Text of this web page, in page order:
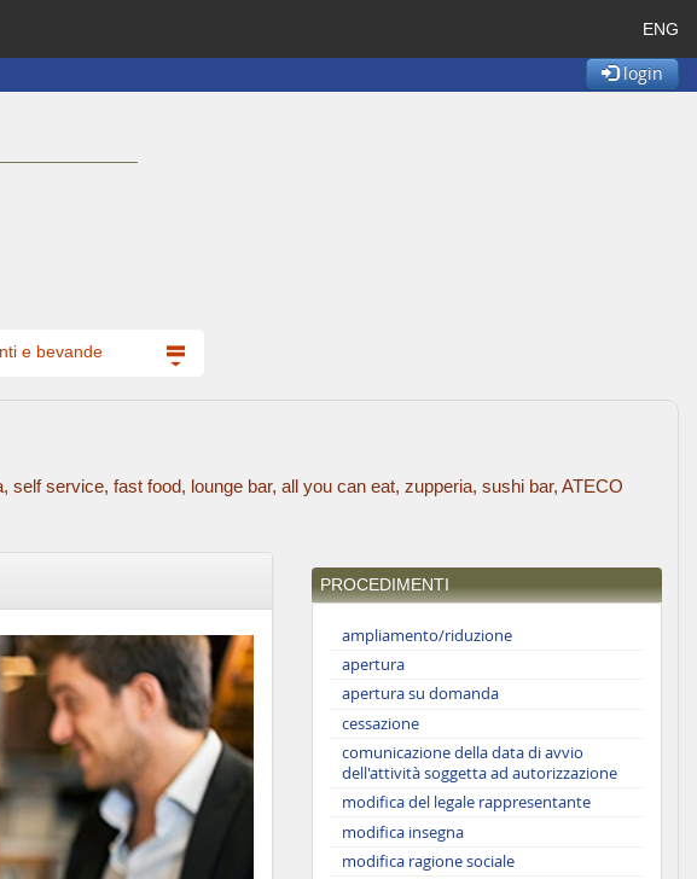
ENG
login
e bevande
service, fast food, lounge bar, all you can eat, zupperia, sushi bar, ATECO
PROCEDIMENTI
ampliamento/riduzione
apertura
apertura su domanda
cessazione
comunicazione della data di avvio
dell'attività soggetta ad autorizzazione
modifica del legale rappresentante
modifica insegna
modifica ragione sociale